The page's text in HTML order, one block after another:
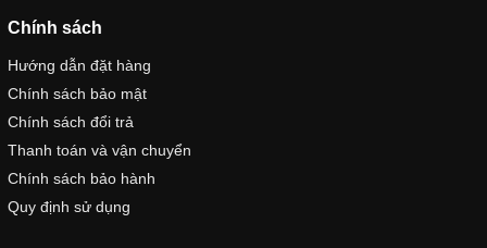
Chính sách
Hướng dẫn đặt hàng
Chính sách bảo mật
Chính sách đổi trả
Thanh toán và vận chuyển
Chính sách bảo hành
Quy định sử dụng